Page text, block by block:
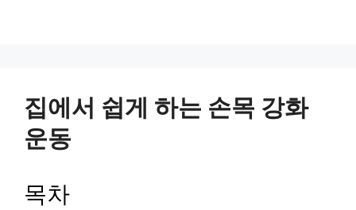
집에서 쉽게 하는 손목 강화
운동
목차